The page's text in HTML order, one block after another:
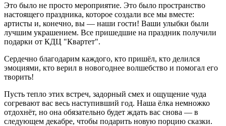
Это было не просто мероприятие. Это было пространство
настоящего праздника, которое создали все мы вместе:
артисты и, конечно, вы — наши гости! Ваши улыбки были
лучшим украшением. Все пришедшие на праздник получили
подарки от КДЦ "Квартет".
Сердечно благодарим каждого, кто пришёл, кто делился
эмоциями, кто верил в новогоднее волшебство и помогал его
творить!
Пусть тепло этих встреч, задорный смех и ощущение чуда
согревают вас весь наступивший год. Наша ёлка немножко
отдохнёт, но она обязательно будет ждать вас снова — в
следующем декабре, чтобы подарить новую порцию сказки.